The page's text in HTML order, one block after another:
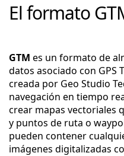
El formato
GTM es un formato de
datos asociado con GPS
creada por Geo Studio
navegación en tiempo
crear mapas vectoriales
y puntos de ruta o
pueden contener
imágenes digitalizadas